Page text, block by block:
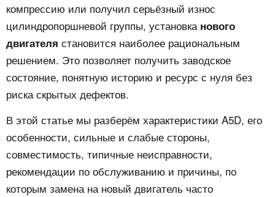
компрессию или получил серьёзный износ
цилиндропоршневой группы, установка нового
двигателя становится наиболее рациональным
решением. Это позволяет получить заводское
состояние, понятную историю и ресурс с нуля без
риска скрытых дефектов.
В этой статье мы разберём характеристики A5D, его
особенности, сильные и слабые стороны,
совместимость, типичные неисправности,
рекомендации по обслуживанию и причины, по
которым замена на новый двигатель часто